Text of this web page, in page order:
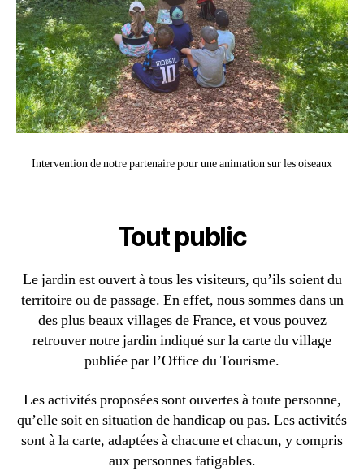
Intervention de notre partenaire pour une animation sur les oiseaux
Tout public
Le jardin est ouvert à tous les visiteurs, qu’ils soient du
territoire ou de passage. En effet, nous sommes dans un
des plus beaux villages de France, et vous pouvez
retrouver notre jardin indiqué sur la carte du village
publiée par l’Office du Tourisme.
Les activités proposées sont ouvertes à toute personne,
qu’elle soit en situation de handicap ou pas. Les activités
sont à la carte, adaptées à chacune et chacun, y compris
aux personnes fatigables.